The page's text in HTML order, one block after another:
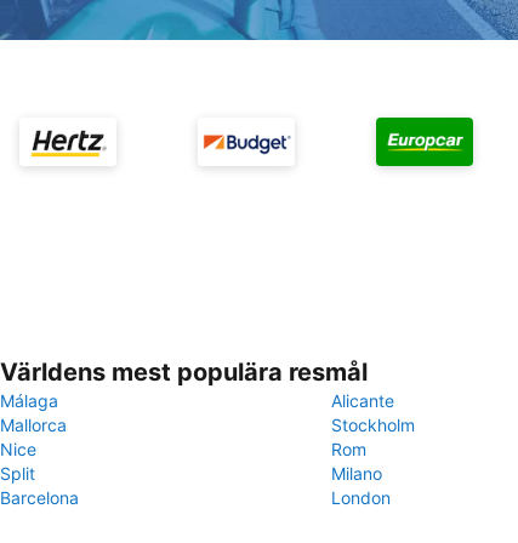
Världens mest populära resmål
Málaga
Alicante
Mallorca
Stockholm
Nice
Rom
Split
Milano
Barcelona
London